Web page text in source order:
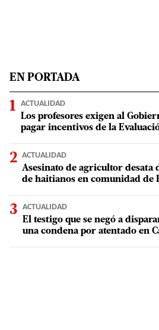
EN PORTADA
ACTUALIDAD
Los profesores exigen al
pagar incentivos de la
ACTUALIDAD
Asesinato de agricultor desata
de haitianos en comunidad de
ACTUALIDAD
El testigo que se negó a
una condena por atentado en